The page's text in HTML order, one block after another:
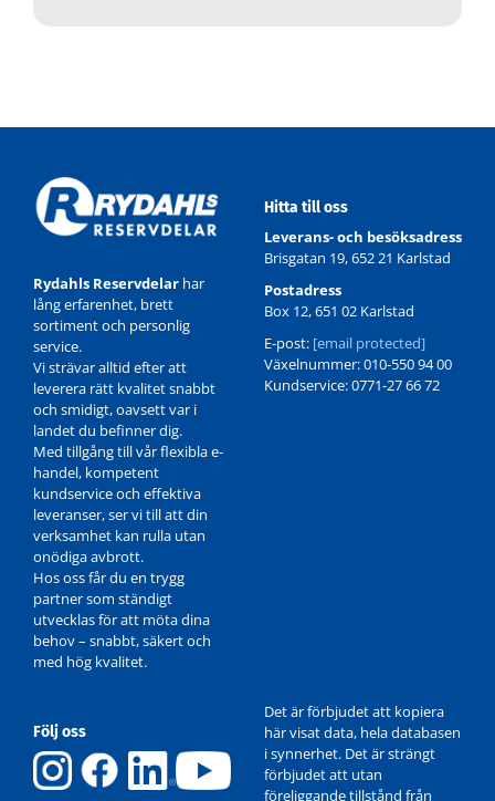
Rydahls Reservdelar har
lång erfarenhet, brett
sortiment och personlig
service.
Vi strävar alltid efter att
leverera rätt kvalitet snabbt
och smidigt, oavsett var i
landet du befinner dig.
Med tillgång till vår flexibla e-
handel, kompetent
kundservice och effektiva
leveranser, ser vi till att din
verksamhet kan rulla utan
onödiga avbrott.
Hos oss får du en trygg
partner som ständigt
utvecklas för att möta dina
behov – snabbt, säkert och
med hög kvalitet.
Hitta till oss
Leverans- och besöksadress
Brisgatan 19, 652 21 Karlstad
Postadress
Box 12, 651 02 Karlstad
E-post: [email protected]
Växelnummer: 010-550 94 00
Kundservice: 0771-27 66 72
Följ oss
Det är förbjudet att kopiera
här visat data, hela databasen
i synnerhet. Det är strängt
förbjudet att utan
föreliggande tillstånd från